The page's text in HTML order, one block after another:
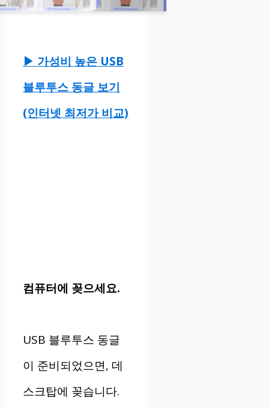
▶ 가성비 높은 USB
블루투스 동글 보기
(인터넷 최저가 비교)
컴퓨터에 꽂으세요.
USB 블루투스 동글
이 준비되었으면, 데
스크탑에 꽂습니다.